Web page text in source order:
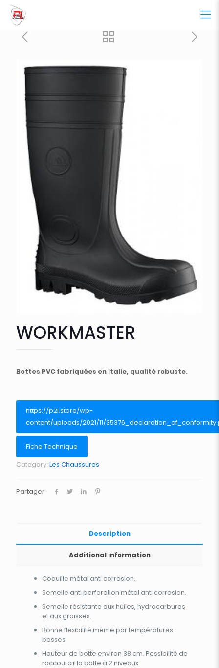
WORKMASTER
Bottes PVC fabriquées en Italie, qualité robuste.
https://p2l.store/wp-
content/uploads/2021/11/
Fiche Technique
Category: Les Chaussures
Partager
Description
Additional information
Coquille métal anti corrosion.
Semelle anti perforation métal anti corrosion.
Semelle résistante aux huiles, hydrocarbures
et aux graisses.
Bonne flexibilité même par températures
basses.
Hauteur de botte environ 38 cm. Possibilité de
raccourcir la botte à 2 niveaux.